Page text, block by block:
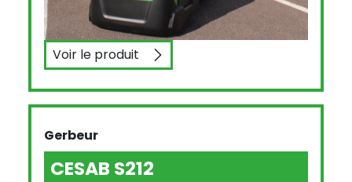
Voir le produitCESAB S212
Gerbeur
CESAB S212